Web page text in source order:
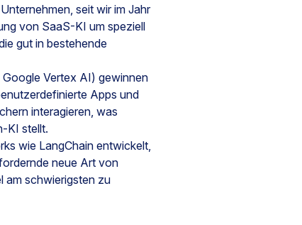
seit wir im Jahr
von SaaS-KI um speziell
gut in bestehende
Vertex AI) gewinnen
Apps und
interagieren, was
KI stellt.
wie LangChain entwickelt,
neue Art von
am schwierigsten zu